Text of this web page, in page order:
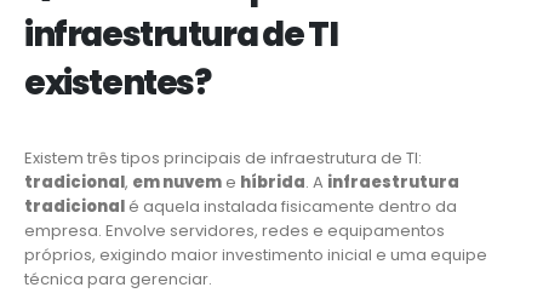
infraestrutura de TI
existentes?
Existem três tipos principais de infraestrutura de TI:
tradicional, em nuvem e híbrida. A infraestrutura
tradicional é aquela instalada fisicamente dentro da
empresa. Envolve servidores, redes e equipamentos
próprios, exigindo maior investimento inicial e uma equipe
técnica para gerenciar.